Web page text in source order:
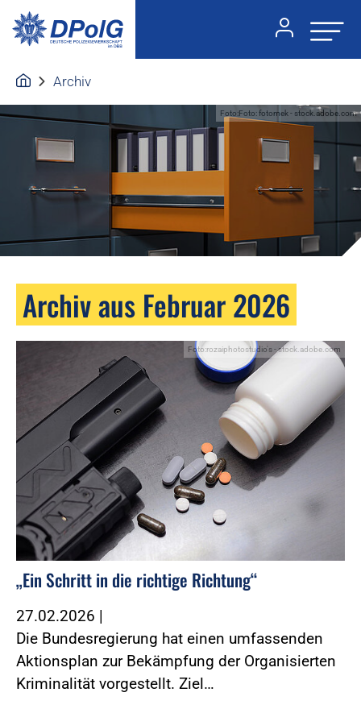
Archiv
Foto:Foto: fotomek - stock.adobe.com
Archiv aus Februar 2026
Foto:rozaiphotostudio's - stock.adobe.com
„Ein Schritt in die richtige Richtung“
27.02.2026 |
Die Bundesregierung hat einen umfassenden
Aktionsplan zur Bekämpfung der Organisierten
Kriminalität vorgestellt. Ziel…